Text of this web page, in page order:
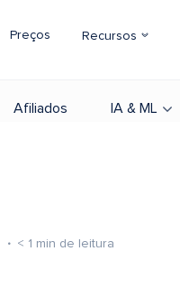
Preços Recursos
Afiliados IA & ML
< 1 min de leitura